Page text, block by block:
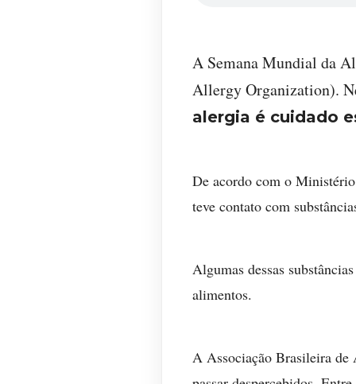
A Semana Mundial da
Allergy Organization).
alergia é cuidado
De acordo com o
teve contato com
Algumas dessas
alimentos.
A Associação Brasileira de